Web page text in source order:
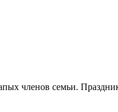
членов семьи.